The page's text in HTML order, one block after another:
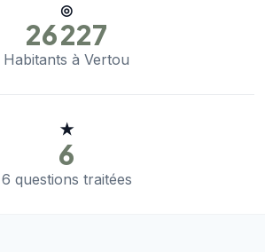
◎
26 227
Habitants à Vertou
★
6
6 questions traitées